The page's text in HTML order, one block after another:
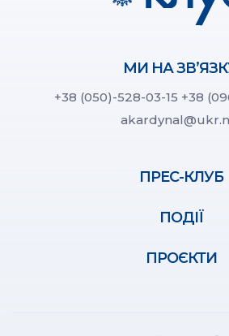
МИ НА
+38 (050)-528-03-15 +38
ПРЕС-КЛУБ
ПОДІЇ
ПРОЄКТИ